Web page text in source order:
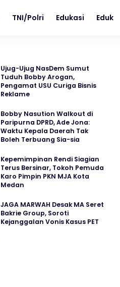
TNI/Polri Edukasi Edukasi
Ujug-Ujug NasDem Sumut
Tuduh Bobby Arogan,
Pengamat USU Curiga Bisnis
Reklame
Bobby Nasution Walkout di
Paripurna DPRD, Ade Jona:
Waktu Kepala Daerah Tak
Boleh Terbuang Sia-sia
Kepemimpinan Rendi Siagian
Terus Bersinar, Tokoh Pemuda
Karo Pimpin PKN MJA Kota
Medan
JAGA MARWAH Desak MA Seret
Bakrie Group, Soroti
Kejanggalan Vonis Kasus PET